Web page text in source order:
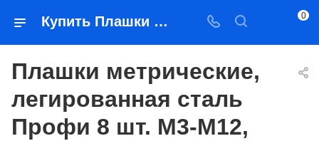
Купить Плашки метрические, легированная сталь Профи 8 шт. М3-М12, плашкодержатель в Якутске — цена, характеристики, подбор | Востоктехторг 0
Плашки метрические,
легированная сталь
Профи 8 шт. М3-М12,